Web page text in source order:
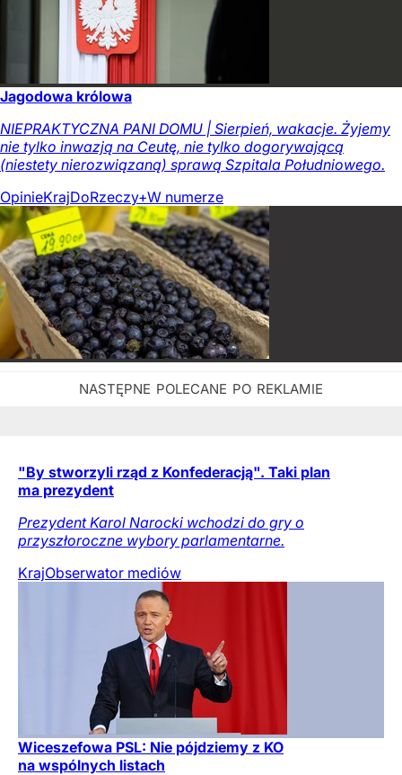
Jagodowa królowa
NIEPRAKTYCZNA PANI DOMU | Sierpień, wakacje. Żyjemy
nie tylko inwazją na Ceutę, nie tylko dogorywającą
(niestety nierozwiązaną) sprawą Szpitala Południowego.
OpinieKrajDoRzeczy+W numerze
"By stworzyli rząd z Konfederacją". Taki plan
ma prezydent
Prezydent Karol Narocki wchodzi do gry o
przyszłoroczne wybory parlamentarne.
KrajObserwator mediów
Wiceszefowa PSL: Nie pójdziemy z KO
na wspólnych listach